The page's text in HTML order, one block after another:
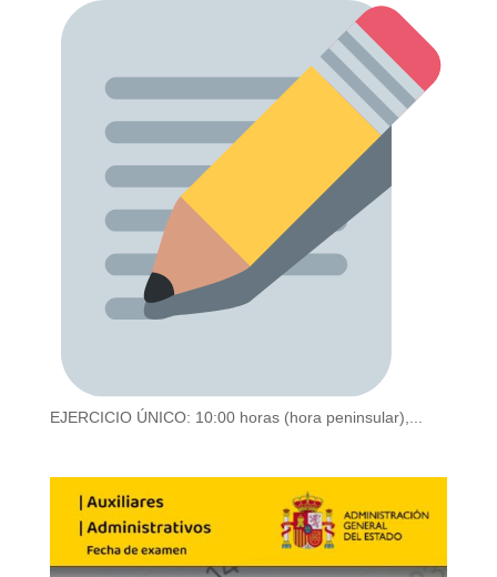
EJERCICIO ÚNICO: 10:00 horas (hora peninsular),...